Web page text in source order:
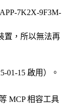
7K2X-9F3M-
置，所以無法再
01-15 啟用）。
MCP 相容工具